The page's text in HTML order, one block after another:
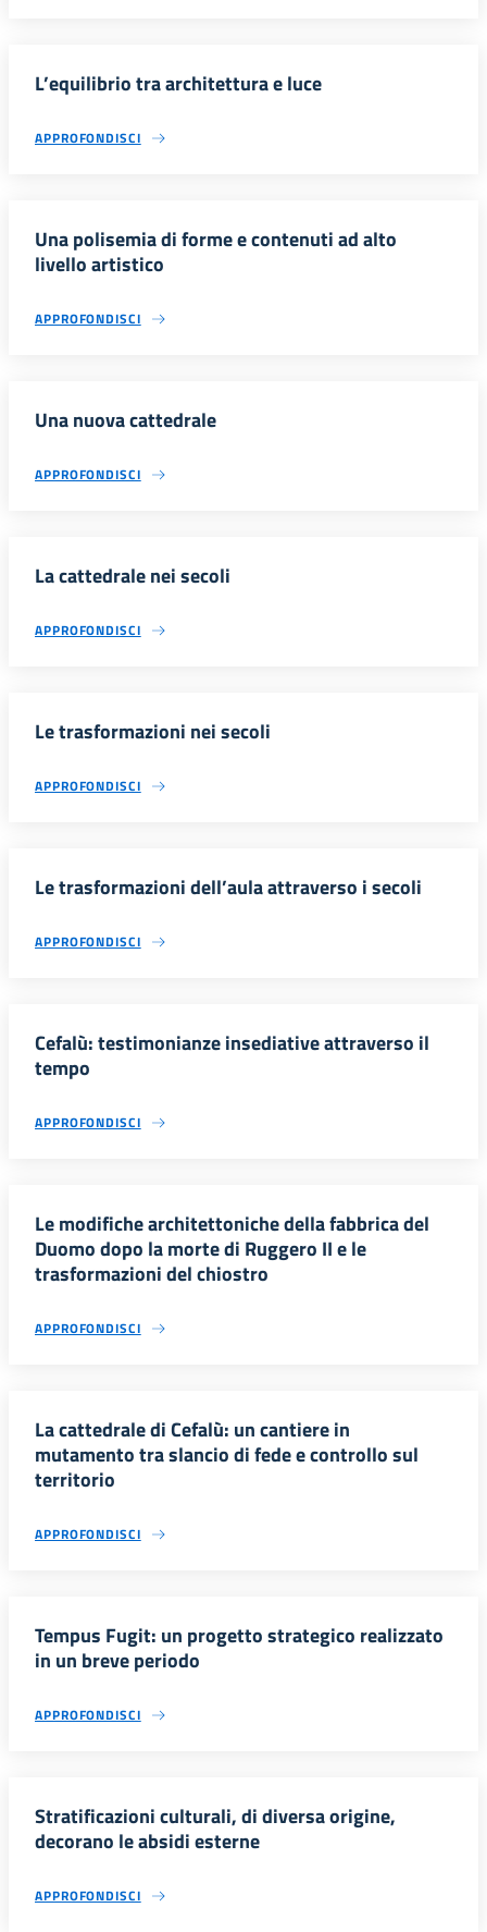
L’equilibrio tra architettura e luce
APPROFONDISCI
Una polisemia di forme e contenuti ad alto
livello artistico
APPROFONDISCI
Una nuova cattedrale
APPROFONDISCI
La cattedrale nei secoli
APPROFONDISCI
Le trasformazioni nei secoli
APPROFONDISCI
Le trasformazioni dell’aula attraverso i secoli
APPROFONDISCI
Cefalù: testimonianze insediative attraverso il
tempo
APPROFONDISCI
Le modifiche architettoniche della fabbrica del
Duomo dopo la morte di Ruggero II e le
trasformazioni del chiostro
APPROFONDISCI
La cattedrale di Cefalù: un cantiere in
mutamento tra slancio di fede e controllo sul
territorio
APPROFONDISCI
Tempus Fugit: un progetto strategico realizzato
in un breve periodo
APPROFONDISCI
Stratificazioni culturali, di diversa origine,
decorano le absidi esterne
APPROFONDISCI